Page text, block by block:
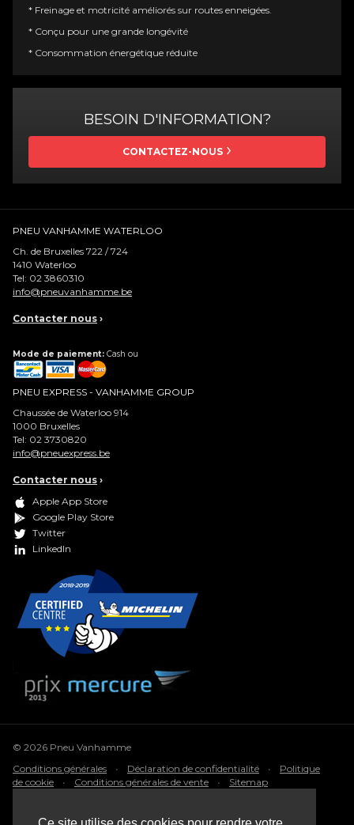
* Freinage et motricité améliorés sur routes enneigées.
* Conçu pour une grande longévité
* Consommation énergétique réduite
BESOIN D'INFORMATION?
CONTACTEZ-NOUS
PNEU VANHAMME WATERLOO
Ch. de Bruxelles 722 / 724
1410 Waterloo
Tel: 02 3860310
info@pneuvanhamme.be
Contacter nous ›
Mode de paiement: Cash ou
PNEU EXPRESS - VANHAMME GROUP
Chaussée de Waterloo 914
1000 Bruxelles
Tel: 02 3730820
info@pneuexpress.be
Contacter nous ›
Apple App Store
Google Play Store
Twitter
LinkedIn
© 2026 Pneu Vanhamme
Conditions générales
• Déclaration de confidentialité •
Politique
de cookie
• Conditions générales de vente •
Sitemap